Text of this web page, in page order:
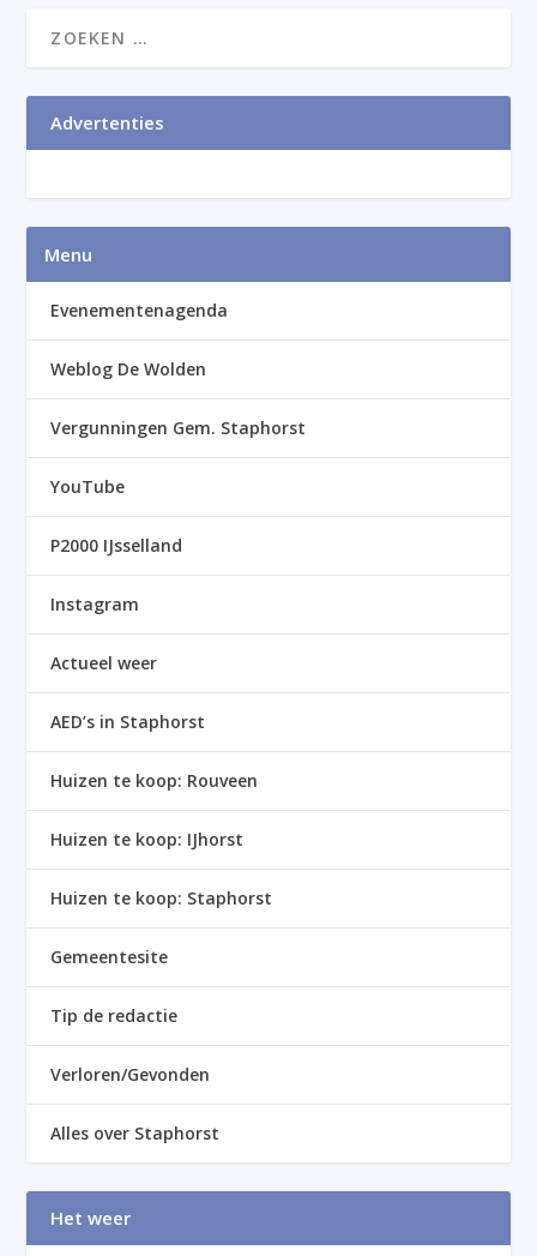
Advertenties
Menu
Evenementenagenda
Weblog De Wolden
Vergunningen Gem. Staphorst
YouTube
P2000 IJsselland
Instagram
Actueel weer
AED’s in Staphorst
Huizen te koop: Rouveen
Huizen te koop: IJhorst
Huizen te koop: Staphorst
Gemeentesite
Tip de redactie
Verloren/Gevonden
Alles over Staphorst
Het weer